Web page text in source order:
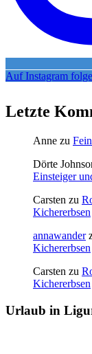
Auf Instagram
Letzte
Anne zu
Dörte
Einsteiger
Carsten zu
Kichererbsen
annawander
Kichererbsen
Carsten zu
Kichererbsen
Urlaub in